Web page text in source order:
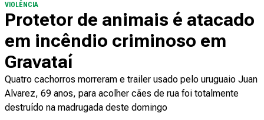
VIOLÊNCIA
Protetor de animais é atacado
em incêndio criminoso em
Gravataí
Quatro cachorros morreram e trailer usado pelo uruguaio Juan
Alvarez, 69 anos, para acolher cães de rua foi totalmente
destruído na madrugada deste domingo